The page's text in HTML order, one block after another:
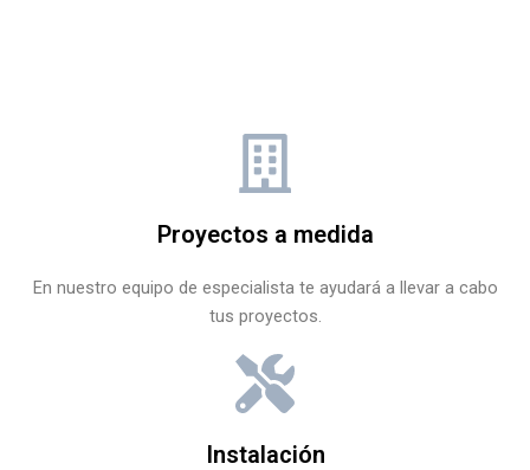
Proyectos a medida
En nuestro equipo de especialista te ayudará a llevar a cabo
tus proyectos.
Instalación